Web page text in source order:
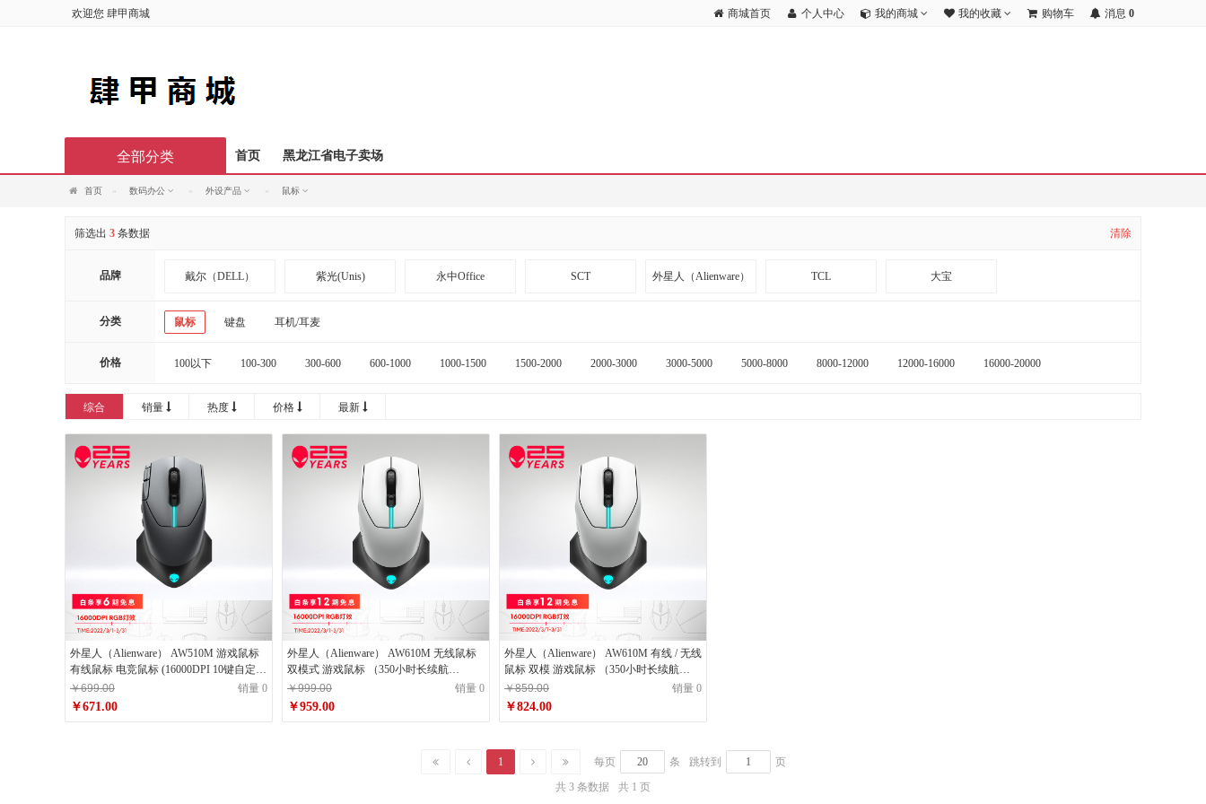
欢迎您 肆甲商城 商城首页 个人中心 我的商城 我的收藏 购物车 消息 0
首页 黑龙江省电子卖场
全部分类
首页 数码办公 外设产品 鼠标
筛选出 3 条数据 清除
品牌 戴尔（DELL） 紫光(Unis) 永中Office SCT 外星人（Alienware） TCL 大宝
施华蔻
天存信息 迅想
分类 鼠标 键盘 耳机/耳麦
价格 100以下 100-300 300-600 600-1000 1000-1500 1500-2000 2000-3000 3000-5000 5000-8000 8000-12000 12000-16000 16000-20000
综合
销量 热度 价格 最新
外星人（Alienware） AW510M 游戏鼠标
有线鼠标 电竞鼠标 (16000DPI 10键自定义
￥699.00 销量 0
￥671.00
外星人（Alienware） AW610M 无线鼠标
双模式 游戏鼠标 （350小时长续航
16000DPI ）鼠标 白色
￥999.00 销量 0
￥959.00
外星人（Alienware） AW610M 有线 / 无线
鼠标 双模 游戏鼠标 （350小时长续航
16000DPI ）鼠标 白色
￥859.00 销量 0
￥824.00
1 每页 条 跳转到
页
共 3 条数据
共 1 页